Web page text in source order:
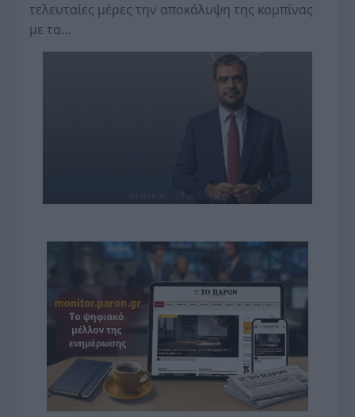
τελευταίες μέρες την αποκάλυψη της κο­μπίνας
με τα…